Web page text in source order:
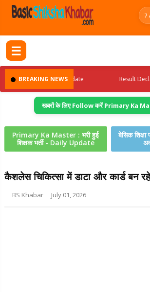
7
☰
BREAKING NEWS
Latest Jobs Update Result Declared
खबरों के लिए Follow करें Primary Ka
Primary Ka Master : भरी हुई
शिक्षक भर्ती - Daily Update
बेसिक
कैशलेस चिकित्सा में डाटा और कार्ड बन
BS Khabar July 01, 2026